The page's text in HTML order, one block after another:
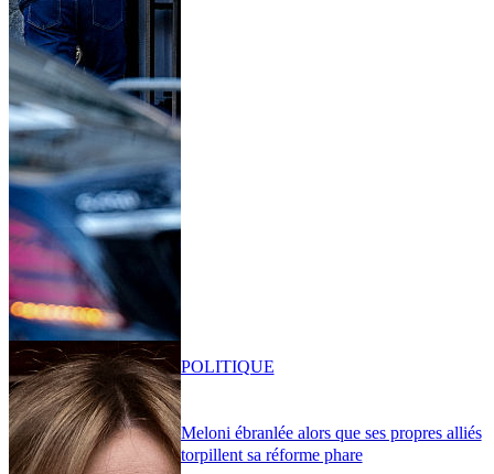
Meloni ébranlée alors que ses propres alliés
torpillent sa réforme phare
POLITIQUE